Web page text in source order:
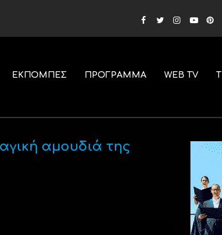
ΕΚΠΟΜΠΕΣ ΠΡΟΓΡΑΜΜΑ WEB TV
αμουδιά της